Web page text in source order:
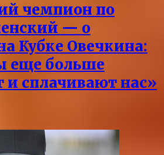
чемпион по
— о
Кубке Овечкина:
еще больше
сплачивают нас»